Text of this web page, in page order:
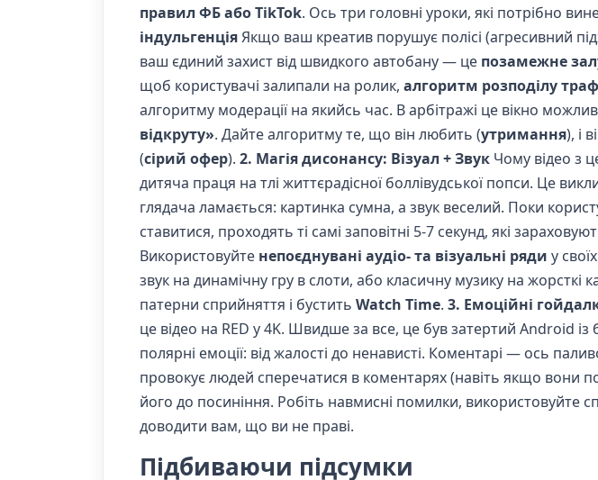
правил ФБ або TikTok. Ось три головні уроки, які потрібно
індульгенціяЯкщо ваш креатив порушує полісі (агресивний
ваш єдиний захист від швидкого автобану — це позамежне
щоб користувачі залипали на ролик, алгоритм розподілу
алгоритму модерації на якийсь час. В арбітражі це вікно
відкруту». Дайте алгоритму те, що він любить (утримання), і
(сірий офер). 2. Магія дисонансу: Візуал + Звук Чому відео з
дитяча праця на тлі життєрадісної боллівудської попси. Це
глядача ламається: картинка сумна, а звук веселий. Поки
ставитися, проходять ті самі заповітні 5-7 секунд, які
Використовуйте непоєднувані аудіо- та візуальні ряди у
звук на динамічну гру в слоти, або класичну музику на жорсткі
патерни сприйняття і бустить Watch Time. 3. Емоційні
це відео на RED у 4K. Швидше за все, це був затертий Android
полярні емоції: від жалості до ненависті. Коментарі — ось
провокує людей сперечатися в коментарях (навіть якщо вони
його до посиніння. Робіть навмисні помилки, використовуйте
доводити вам, що ви не праві.
Підбиваючи підсумки